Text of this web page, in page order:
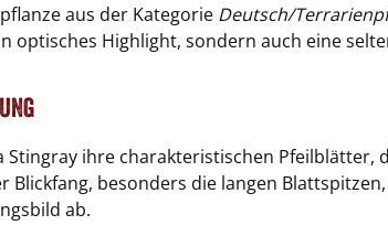
aus der Kategorie Deutsch/
optisches Highlight, sondern auch eine
ihre charakteristischen
besonders die langen
ab.